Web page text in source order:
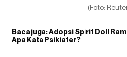
(Foto:
Baca juga:Adopsi Spirit Doll
Apa Kata Psikiater?